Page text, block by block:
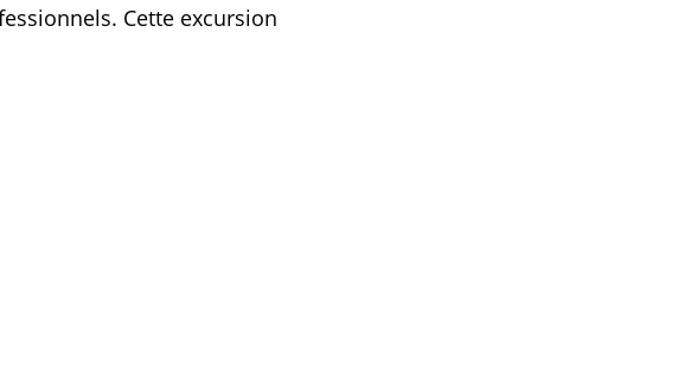
Cette excursion